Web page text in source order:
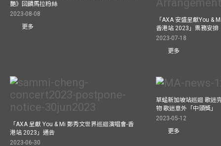
艷》回饋馬拉粉絲
2023-08-08
更多
「AXA 安盛呈獻You &
香港站 2023」票務安排
2023-07-18
更多
「AXA 呈獻 You & Mi 鄭秀文世界巡迴演唱會-香
港站 2023」通告
2023-06-30
草蜢新加坡站巡迴 歌迷
物 歌迷意外「中頭獎」
2023-05-12
更多